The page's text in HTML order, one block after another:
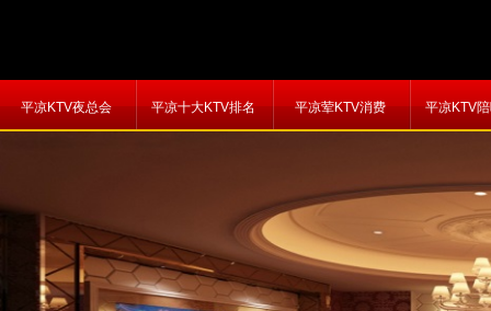
平凉KTV夜总会 平凉十大KTV排名 平凉荤KTV消费 平凉KTV